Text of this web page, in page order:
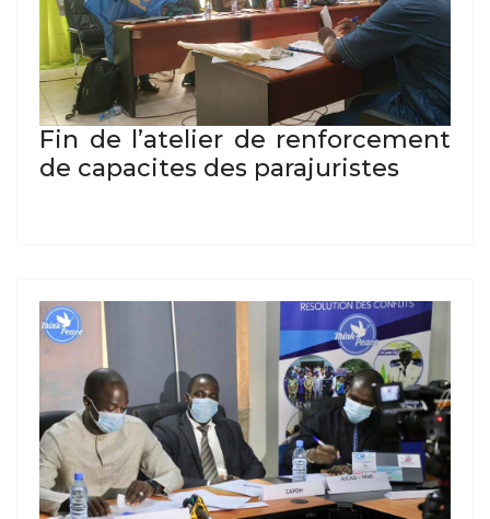
Fin de l’atelier de renforcement
de capacites des parajuristes